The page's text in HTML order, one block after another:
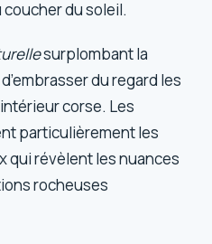
du soleil.
surplombant la
du regard les
corse. Les
particulièrement les
qui révèlent les nuances
rocheuses